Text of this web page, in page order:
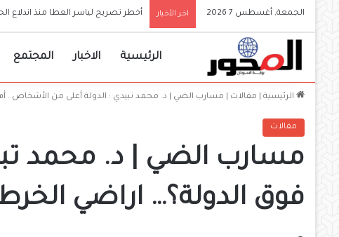
الجمعة, أغسطس 7 2026 اخر الأخبار والي الجزيرة يعلن إعتماد الجامعات
الرئيسية الاخبار المجتمع
الرئيسية مقالات مسارب الضي | د. محمد تبيدي : الدولة أعلى من الأشخاص..
مقالات
مسارب الضي | د. محمد
فوق الدولة؟… اراضي